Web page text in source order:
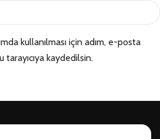
kullanılması için adım, e-posta
kaydedilsin.